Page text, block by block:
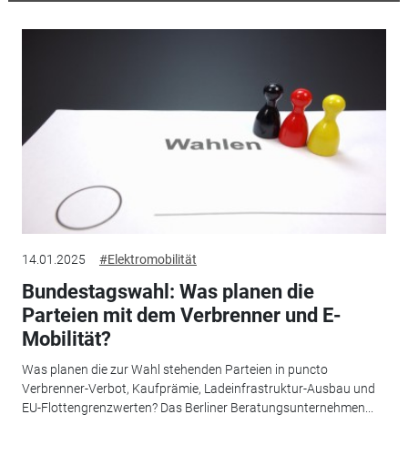
14.01.2025 #Elektromobilität
Bundestagswahl: Was planen die
Parteien mit dem Verbrenner und E-
Mobilität?
Was planen die zur Wahl stehenden Parteien in puncto
Verbrenner-Verbot, Kaufprämie, Ladeinfrastruktur-Ausbau und
EU-Flottengrenzwerten? Das Berliner Beratungsunternehmen...